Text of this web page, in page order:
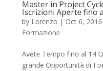
Master in Project
Iscrizioni Aperte fino
by Lorenzo | Oct 6, 2016
Formazione
Avete Tempo fino al 14
grande Opportunità di